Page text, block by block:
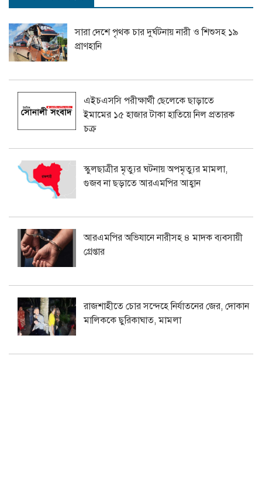
সারা দেশে পৃথক চার দুর্ঘটনায় নারী ও শিশুসহ ১৯
প্রাণহানি
এইচএসসি পরীক্ষার্থী ছেলেকে ছাড়াতে
ইমামের ১৫ হাজার টাকা হাতিয়ে নিল প্রতারক
চক্র
স্কুলছাত্রীর মৃত্যুর ঘটনায় অপমৃত্যুর মামলা,
গুজব না ছড়াতে আরএমপির আহ্বান
আরএমপির অভিযানে নারীসহ ৪ মাদক ব্যবসায়ী
গ্রেপ্তার
রাজশাহীতে চোর সন্দেহে নির্যাতনের জের, দোকান
মালিককে ছুরিকাঘাত, মামলা